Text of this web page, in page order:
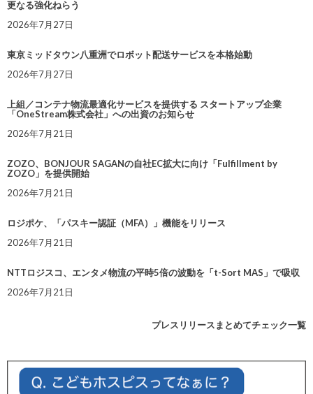
更なる強化ねらう
2026年7月27日
東京ミッドタウン八重洲でロボット配送サービスを本格始動
2026年7月27日
上組／コンテナ物流最適化サービスを提供する スタートアップ企業
「OneStream株式会社」への出資のお知らせ
2026年7月21日
ZOZO、BONJOUR SAGANの自社EC拡大に向け「Fulfillment by
ZOZO」を提供開始
2026年7月21日
ロジポケ、「パスキー認証（MFA）」機能をリリース
2026年7月21日
NTTロジスコ、エンタメ物流の平時5倍の波動を「t-Sort MAS」で吸収
2026年7月21日
プレスリリースまとめてチェック一覧